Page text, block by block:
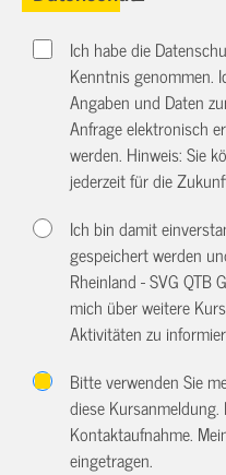
Ich habe die
Kenntnis genommen.
Angaben und Daten
Anfrage elektronisch
werden. Hinweis: Sie
jederzeit für die
Ich bin damit
gespeichert werden
Rheinland - SVG QTB
mich über weitere
Aktivitäten zu
Bitte verwenden Sie
diese
Kontaktaufnahme.
eingetragen.